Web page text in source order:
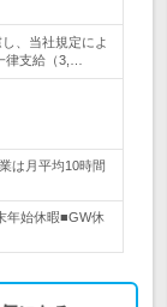
、当社規定によ
支給（3,…
は月平均10時間
年始休暇■GW休